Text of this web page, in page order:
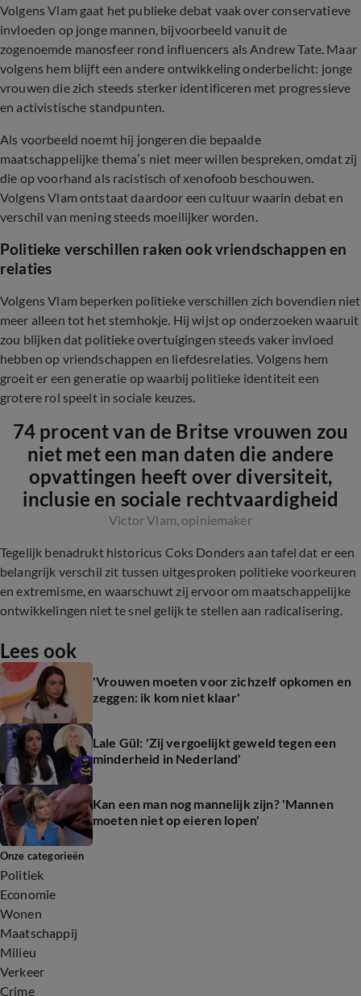
Volgens Vlam gaat het publieke debat vaak over conservatieve
invloeden op jonge mannen, bijvoorbeeld vanuit de
zogenoemde manosfeer rond influencers als Andrew Tate. Maar
volgens hem blijft een andere ontwikkeling onderbelicht: jonge
vrouwen die zich steeds sterker identificeren met progressieve
en activistische standpunten.
Als voorbeeld noemt hij jongeren die bepaalde
maatschappelijke thema’s niet meer willen bespreken, omdat zij
die op voorhand als racistisch of xenofoob beschouwen.
Volgens Vlam ontstaat daardoor een cultuur waarin debat en
verschil van mening steeds moeilijker worden.
Politieke verschillen raken ook vriendschappen en
relaties
Volgens Vlam beperken politieke verschillen zich bovendien niet
meer alleen tot het stemhokje. Hij wijst op onderzoeken waaruit
zou blijken dat politieke overtuigingen steeds vaker invloed
hebben op vriendschappen en liefdesrelaties. Volgens hem
groeit er een generatie op waarbij politieke identiteit een
grotere rol speelt in sociale keuzes.
74 procent van de Britse vrouwen zou
niet met een man daten die andere
opvattingen heeft over diversiteit,
inclusie en sociale rechtvaardigheid
Victor Vlam, opiniemaker
Tegelijk benadrukt historicus Coks Donders aan tafel dat er een
belangrijk verschil zit tussen uitgesproken politieke voorkeuren
en extremisme, en waarschuwt zij ervoor om maatschappelijke
ontwikkelingen niet te snel gelijk te stellen aan radicalisering.
Lees ook
'Vrouwen moeten voor zichzelf opkomen en
zeggen: ik kom niet klaar'
Lale Gül: 'Zij vergoelijkt geweld tegen een
minderheid in Nederland'
Kan een man nog mannelijk zijn? 'Mannen
moeten niet op eieren lopen'
Onze categorieën
Politiek
Economie
Wonen
Maatschappij
Milieu
Verkeer
Crime